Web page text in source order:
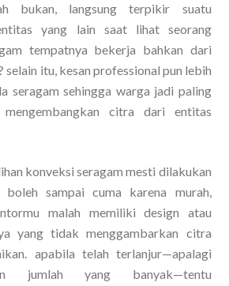
bukan, langsung terpikir suatu
yang lain saat lihat seorang
tempatnya bekerja bahkan dari
selain itu, kesan professional pun lebih
seragam sehingga warga jadi paling
mengembangkan citra dari entitas
konveksi seragam mesti dilakukan
sampai cuma karena murah,
malah memiliki design atau
yang tidak menggambarkan citra
apabila telah terlanjur—apalagi
jumlah yang banyak—tentu